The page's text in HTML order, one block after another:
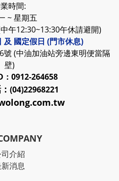
時間:
~ 星期五
午12:30~13:30午休請避開)
國定假日 (門市休息)
(中油加油站旁邊東明便當隔
壁)
：0912-264658
(04)22968221
介紹
消息